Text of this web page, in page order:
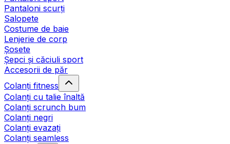
Pantaloni scurți
Salopete
Costume de baie
Lenjerie de corp
Șosete
Șepci și căciuli sport
Accesorii de păr
Colanți fitness
Colanți cu talie înaltă
Colanți scrunch bum
Colanți negri
Colanți evazați
Colanți seamless